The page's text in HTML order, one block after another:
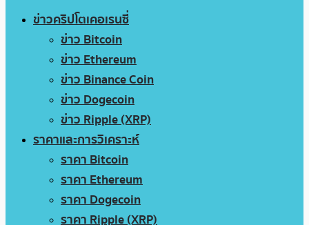
ข่าวคริปโตเคอเรนซี่
ข่าว Bitcoin
ข่าว Ethereum
ข่าว Binance Coin
ข่าว Dogecoin
ข่าว Ripple (XRP)
ราคาและการวิเคราะห์
ราคา Bitcoin
ราคา Ethereum
ราคา Dogecoin
ราคา Ripple (XRP)